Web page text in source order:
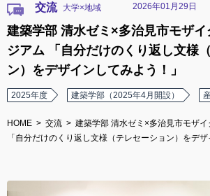
交流 2026年01月29日
建築学部 清水ゼミ×多治見市モザ
ジアム 「自分だけのくり返し文様
ン）をデザインしてみよう！」
2025年度 建築学部（2025年4月開設）
HOME 交流
建築学部 清水ゼミ×多治見市モザ
「自分だけのくり返し文様（テレセーション）をデザ